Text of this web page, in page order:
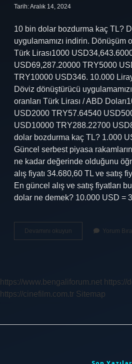
Tarih: Aralık 14, 2024
10 bin dolar bozdurma kaç TL?
uygulamamızı indirin. Dönüşüm
Türk Lirası1000
USD69,287.20000 TRY5000
TRY10000 USD346. 10.000
Döviz dönüştürücü
oranları Türk Lirası / ABD
USD2000 TRY57.64540
USD10000 TRY288.22700
dolar bozdurma kaç TL? 1.000
Güncel serbest piyasa
ne kadar değerinde olduğunu
alış fiyatı 34.680,60 TL ve satış
En güncel alış ve satış fiyatları
dolar ne demek? 10.000 USD =
Devamını okuyun
Bin
Yorum
https://www.bengaliforum.net https://
https://cinefilm.com.tr Sitemap